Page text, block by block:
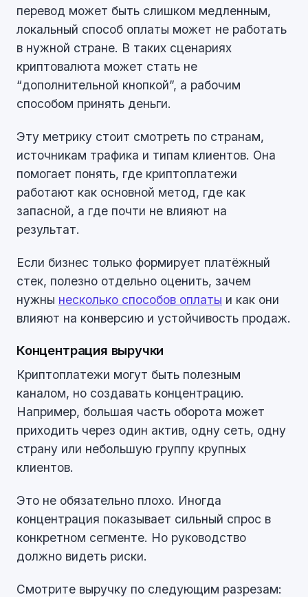
перевод может быть слишком медленным,
локальный способ оплаты может не работать
в нужной стране. В таких сценариях
криптовалюта может стать не
“дополнительной кнопкой”, а рабочим
способом принять деньги.
Эту метрику стоит смотреть по странам,
источникам трафика и типам клиентов. Она
помогает понять, где криптоплатежи
работают как основной метод, где как
запасной, а где почти не влияют на
результат.
Если бизнес только формирует платёжный
стек, полезно отдельно оценить, зачем
нужны несколько способов оплаты и как они
влияют на конверсию и устойчивость продаж.
Концентрация выручки
Криптоплатежи могут быть полезным
каналом, но создавать концентрацию.
Например, большая часть оборота может
приходить через один актив, одну сеть, одну
страну или небольшую группу крупных
клиентов.
Это не обязательно плохо. Иногда
концентрация показывает сильный спрос в
конкретном сегменте. Но руководство
должно видеть риски.
Смотрите выручку по следующим разрезам: